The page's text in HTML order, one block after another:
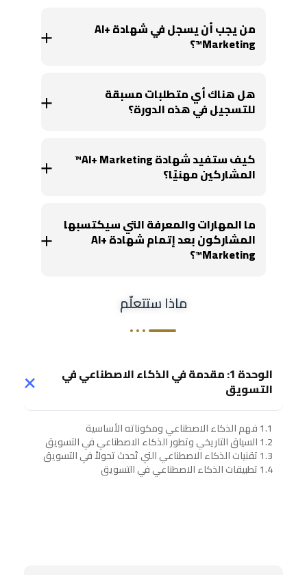
من يجب أن يسجل في شهادة AI+
Marketing™؟
هل هناك أي متطلبات مسبقة
للتسجيل في هذه الدورة؟
كيف ستفيد شهادة AI+ Marketing™
المشاركين مهنيًا؟
ما المهارات والمعرفة التي سيكتسبها
المشاركون بعد إتمام شهادة AI+
Marketing™؟
ماذا ستتعلّم
الوحدة 1: مقدمة في الذكاء الاصطناعي في
التسويق
1.1 فهم الذكاء الاصطناعي ومكوناته الأساسية
1.2 السياق التاريخي وتطور الذكاء الاصطناعي في التسويق
1.3 تقنيات الذكاء الاصطناعي التي تُحدث تحولاً في التسويق
1.4 تطبيقات الذكاء الاصطناعي في التسويق